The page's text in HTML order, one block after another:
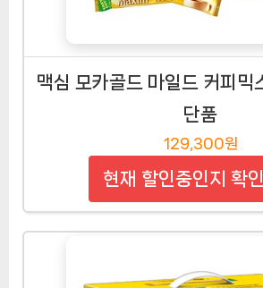
맥심 모카골드 마일드 커피
단품
129,300원
현재 할인중인지 확인